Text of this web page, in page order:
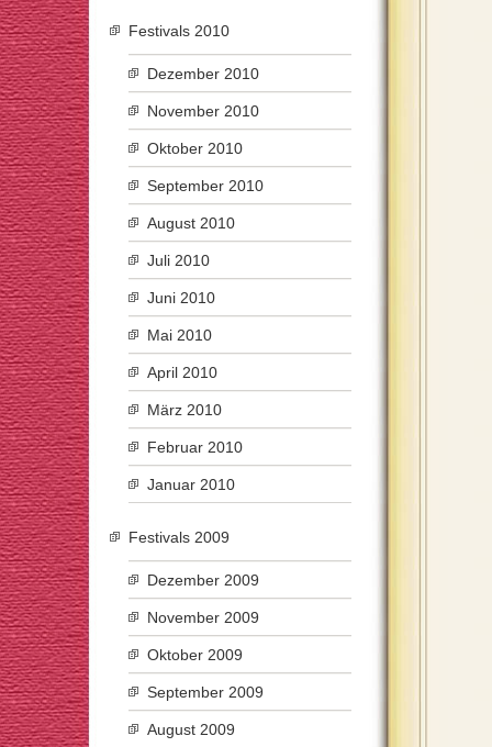
Festivals 2010
Dezember 2010
November 2010
Oktober 2010
September 2010
August 2010
Juli 2010
Juni 2010
Mai 2010
April 2010
März 2010
Februar 2010
Januar 2010
Festivals 2009
Dezember 2009
November 2009
Oktober 2009
September 2009
August 2009